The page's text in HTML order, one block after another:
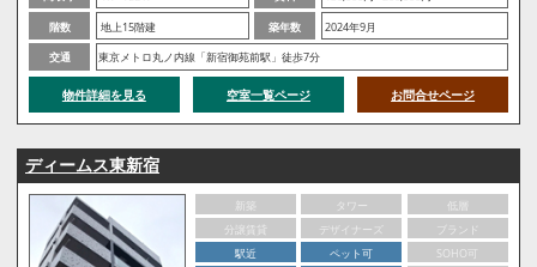
階数
地上15階建 築年数
2024年9月
交通
東京メトロ丸ノ内線「新宿御苑前駅」徒歩7分
物件詳細を見る 空室一覧ページ お問合せページ
ディームス東新宿
新築 タワー
低層
分譲賃貸
デザイナーズ
ブランド
駅近
ペット可
SOHO可